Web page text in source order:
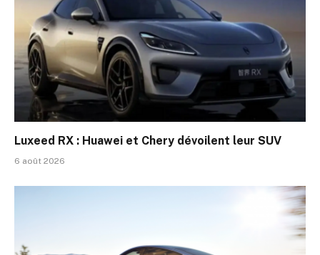
Luxeed RX : Huawei et Chery dévoilent leur SUV
6 août 2026